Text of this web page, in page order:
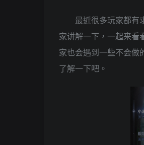
最近很多玩家都有
家讲解一下，一起来看
家也会遇到一些不会做
了解一下吧。